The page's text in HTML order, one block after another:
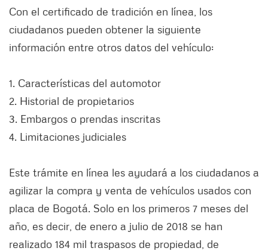
Con el certificado de tradición en línea, los
ciudadanos pueden obtener la siguiente
información entre otros datos del vehículo:
1. Características del automotor
2. Historial de propietarios
3. Embargos o prendas inscritas
4. Limitaciones judiciales
Este trámite en línea les ayudará a los ciudadanos a
agilizar la compra y venta de vehículos usados con
placa de Bogotá. Solo en los primeros 7 meses del
año, es decir, de enero a julio de 2018 se han
realizado 184 mil traspasos de propiedad, de